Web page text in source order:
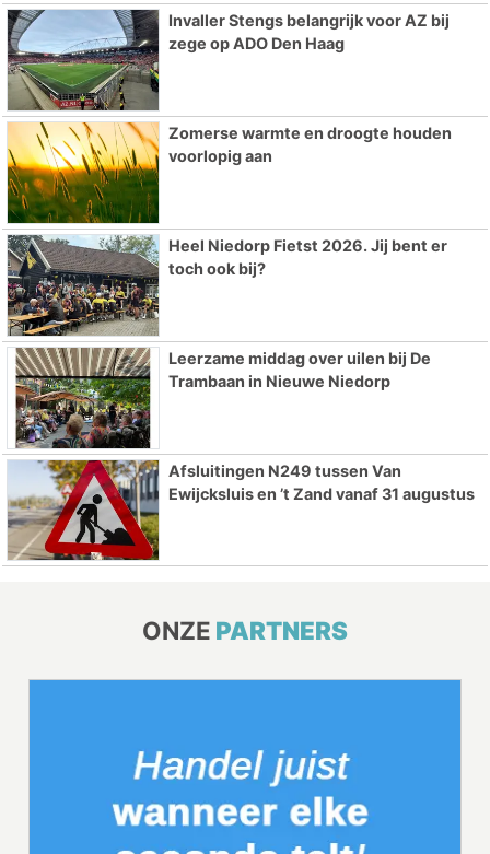
Invaller Stengs belangrijk voor AZ bij
zege op ADO Den Haag
Zomerse warmte en droogte houden
voorlopig aan
Heel Niedorp Fietst 2026. Jij bent er
toch ook bij?
Leerzame middag over uilen bij De
Trambaan in Nieuwe Niedorp
Afsluitingen N249 tussen Van
Ewijcksluis en ’t Zand vanaf 31 augustus
ONZE PARTNERS